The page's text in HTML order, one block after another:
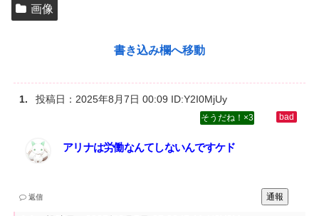
画像
書き込み欄へ移動
投稿日： 2025年8月7日 00:09 ID:Y2I0MjUy
3
アリナは労働なんてしないんですケド
通報
返信